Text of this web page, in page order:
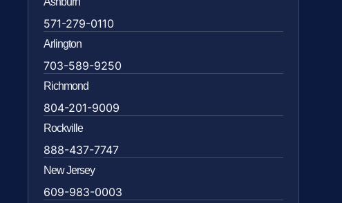
571-279-0110
Arlington
703-589-9250
Richmond
804-201-9009
Rockville
888-437-7747
New Jersey
609-983-0003